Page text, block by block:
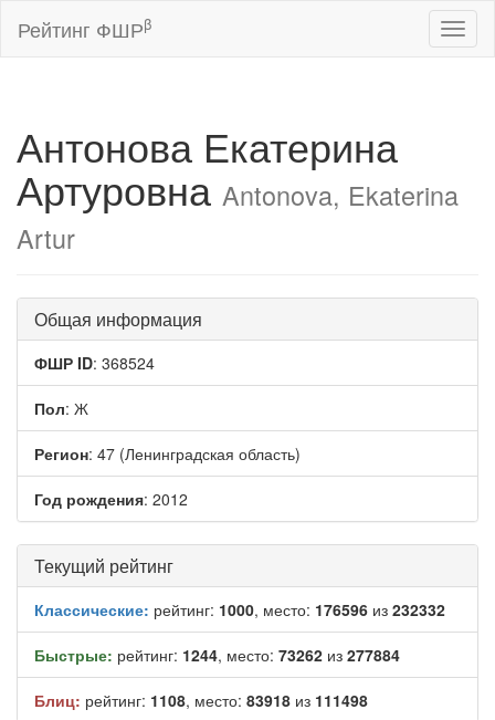
Рейтинг ФШРβ
Антонова Екатерина
Артуровна Antonova, Ekaterina
Artur
Общая информация
ФШР ID: 368524
Пол: Ж
Регион: 47 (Ленинградская область)
Год рождения: 2012
Текущий рейтинг
Классические: рейтинг: 1000, место: 176596 из 232332
Быстрые: рейтинг: 1244, место: 73262 из 277884
Блиц: рейтинг: 1108, место: 83918 из 111498